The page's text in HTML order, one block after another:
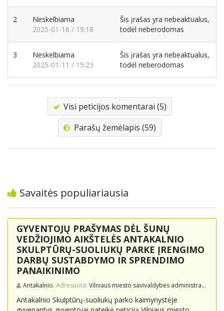
2
Neskelbiama
2025-01-16 / 19:18
Šis įrašas yra nebeaktualus,
todėl neberodomas
3
Neskelbiama
2025-01-11 / 15:23
Šis įrašas yra nebeaktualus,
todėl neberodomas
Visi peticijos komentarai (5)
Parašų žemėlapis (59)
Savaitės populiariausia
GYVENTOJŲ PRAŠYMAS DĖL ŠUNŲ
VEDŽIOJIMO AIKŠTELĖS ANTAKALNIO
SKULPTŪRŲ-SUOLIUKŲ PARKE ĮRENGIMO
DARBŲ SUSTABDYMO IR SPRENDIMO
PANAIKINIMO
Antakalnio. Adresuota: Vilniaus miesto savivaldybės administracijai, Vilniaus miesto merui
Antakalnio Skulptūrų-suoliukų parko kaimynystėje